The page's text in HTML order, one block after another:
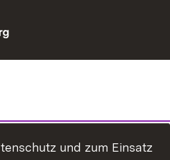
und zum Einsatz